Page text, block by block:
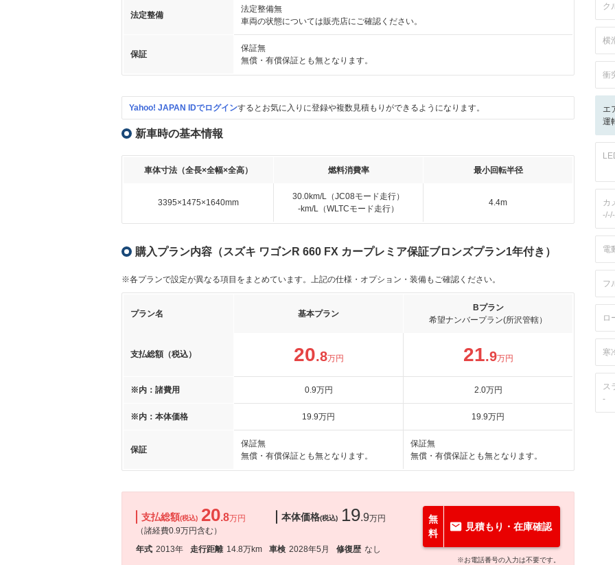
法定整備
法定整備無
車両の状態については販売店にご確認ください。
保証
保証無
無償・有償保証とも無となります。
Yahoo! JAPAN IDでログインするとお気に入りに登録や複数見積もりができるようになります。
新車時の基本情報
車体寸法（全長×全幅×全高） 燃料消費率 最小回転半径
3395×1475×1640mm
30.0km/L（JC08モード走行）
-km/L（WLTCモード走行）
4.4m
購入プラン内容（スズキ ワゴンR 660 FX カープレミア保証ブロンズプラン1年付き）
※各プランで設定が異なる項目をまとめています。上記の仕様・オプション・装備もご確認ください。
プラン名 基本プラン
Bプラン
希望ナンバープラン(所沢管轄）
支払総額（税込） 20.8万円 21.9万円
※内：諸費用 0.9万円 2.0万円
※内：本体価格 19.9万円 19.9万円
保証
保証無
無償・有償保証とも無となります。
保証無
無償・有償保証とも無となります。
支払総額(税込) 20.8万円
（諸経費0.9万円含む）
本体価格(税込) 19.9万円
年式 2013年 走行距離 14.8万km 車検 2028年5月 修復歴 なし
無
料
見積もり・在庫確認
※お電話番号の入力は不要です。
ク
横
衝
エ
運
カ
電
フ
ロ
寒
ス
-